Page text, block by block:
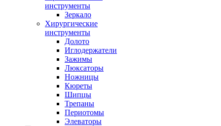
инструменты
Зеркало
Хирургические
инструменты
Долото
Иглодержатели
Зажимы
Люксаторы
Ножницы
Кюреты
Шипцы
Трепаны
Периотомы
Элеваторы